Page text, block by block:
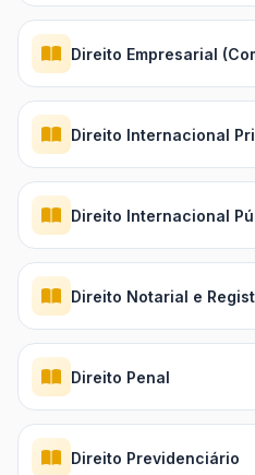
Direito Empresarial
Direito Internacional
Direito Internacional
Direito Notarial e
Direito Penal
Direito Previdenciário